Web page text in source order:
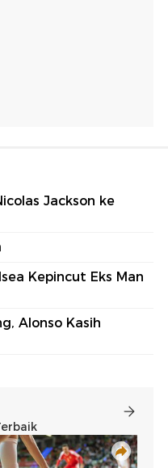
Jackson ke
Kepincut Eks Man
Alonso Kasih